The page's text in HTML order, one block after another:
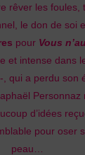
rêver les foules,
le don de soi
pour Vous
et intense dans
, qui a perdu son
Personnaz
d’idées
pour oser
peau…